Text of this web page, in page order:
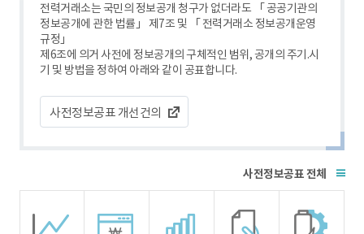
전력거래소는 국민의 정보공개 청구가 없더라도 「 공공기관의
정보공개에 관한 법률」 제7조 및 「 전력거래소 정보공개운영
규정」
제6조에 의거 사전에 정보공개의 구체적인 범위, 공개의 주기.시
기 및 방법을 정하여 아래와 같이 공표합니다.
사전정보공표 개선건의
전체